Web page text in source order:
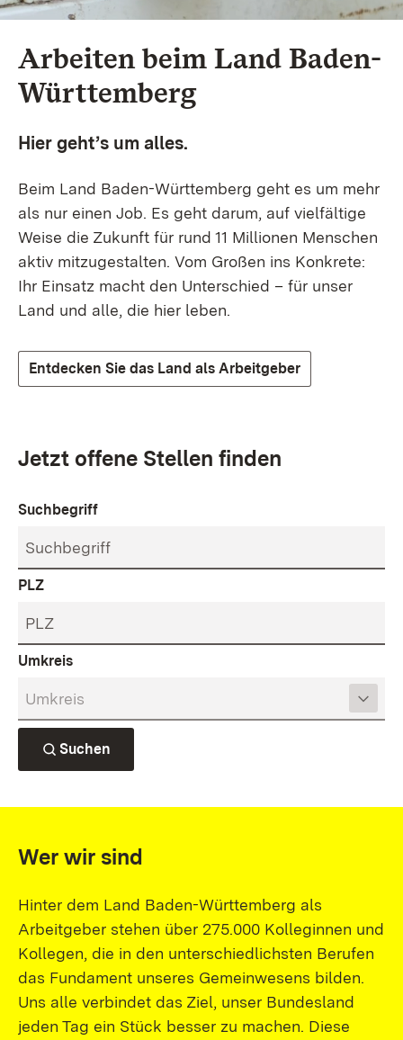
Arbeiten beim Land Baden-
Württemberg
Hier geht’s um alles.
Beim Land Baden-Württemberg geht es um mehr
als nur einen Job. Es geht darum, auf vielfältige
Weise die Zukunft für rund 11 Millionen Menschen
aktiv mitzugestalten. Vom Großen ins Konkrete:
Ihr Einsatz macht den Unterschied – für unser
Land und alle, die hier leben.
Entdecken Sie das Land als Arbeitgeber
Jetzt offene Stellen finden
Stellensuche
Suchbegriff
PLZ
Umkreis
Suchen
Wer wir sind
Hinter dem Land Baden-Württemberg als
Arbeitgeber stehen über 275.000 Kolleginnen und
Kollegen, die in den unterschiedlichsten Berufen
das Fundament unseres Gemeinwesens bilden.
Uns alle verbindet das Ziel, unser Bundesland
jeden Tag ein Stück besser zu machen. Diese